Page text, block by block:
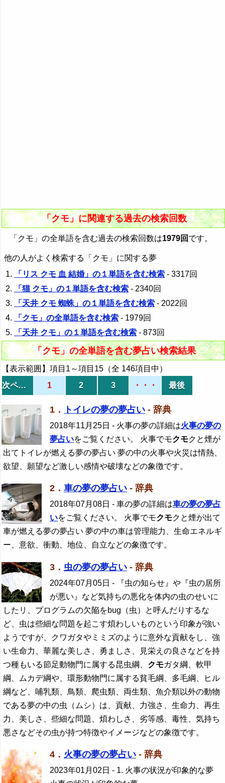
「クモ」に関連する過去の検索回数
「クモ」の全単語を含む過去の検索回数は1979回 です。
他の人がよく検索する「クモ」に関する夢
「リス クモ 血 結婚」の１単語を含む検索 - 3317回
「猫 クモ」の１単語を含む検索 - 2340回
「天井 クモ 蜘蛛」の１単語を含む検索 - 2022回
「クモ」の全単語を含む検索 - 1979回
「天井 クモ」の１単語を含む検索 - 873回
「クモ」の全単語を含む夢占い検索結果
【表示範囲】項目1～項目15（全 146項目中）
次ページ
1 2 3 ・・・ 最後
1． トイレの夢の夢占い - 辞典
2018年11月25日 - 火事の夢の詳細は火事の夢の
夢占いをご覧ください。 火事でモクモクと煙が
出てトイレが燃える夢の夢占い 夢の中の火事や火災は情熱、
欲望、願望など激しい感情や破壊などの象徴です。
2． 車の夢の夢占い - 辞典
2018年07月08日 - 車の夢の詳細は車の夢の夢占
いをご覧ください。 火事でモクモクと煙が出て
車が燃える夢の夢占い 夢の中の車は管理能力、生命エネルギ
ー、意欲、衝動、地位、自立などの象徴です。
3． 虫の夢の夢占い - 辞典
2024年07月05日 - 『虫の知らせ』や『虫の居所
が悪い』など気持ちの悪化を体内の虫のせいに
したリ、プログラムの欠陥をbug（虫）と呼んだりするな
ど、虫は些細な問題を起こす煩わしいものという印象が強い
ようですが、クワガタやミミズのように意外な貢献をし、強
い生命力、華麗な美しさ、勇ましさ、見栄えの良さなどを持
つ種もいる節足動物門に属する昆虫綱、 クモガタ綱、軟甲
綱、ムカデ綱や、環形動物門に属する貧毛綱、多毛綱、ヒル
綱など、哺乳類、鳥類、爬虫類、両生類、魚介類以外の動物
である夢の中の虫（ムシ）は、貢献、力強さ、生命力、再生
力、美しさ、些細な問題、煩わしさ、劣等感、毒性、気持ち
悪さなどその虫が持つ特徴やイメージなどの象徴です。
4． 火事の夢の夢占い - 辞典
2023年01月02日 - 1. 火事の状況が印象的な夢